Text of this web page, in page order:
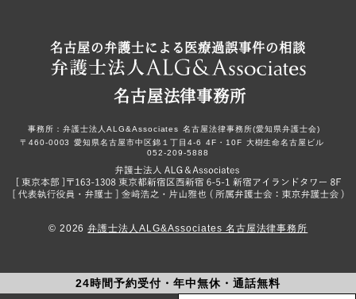
24時間予約受付・年中無休・通話無料
名古屋の弁護士による医療過誤事件の相談
名古屋法律事務所
事務所：弁護士法人ALG&Associates 名古屋法律事務所(愛知県弁護士会)
〒460-0003
愛知県名古屋市中区錦１丁目4-6 4F・10F 大樹生命名古屋ビル
052-209-5888
© 2026弁護士法人ALG&Associates 名古屋法律事務所